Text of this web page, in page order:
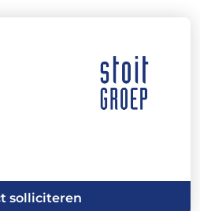
solliciteren